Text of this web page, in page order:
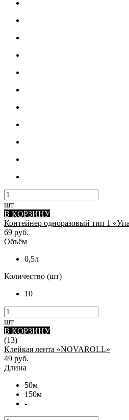
шт
В КОРЗИНУ
Контейнер одноразовый тип 1
69 руб.
Объём
0,5л
Количество (шт)
10
шт
В КОРЗИНУ
(13)
Клейкая лента «NOVAROLL»
49 руб.
Длина
50м
150м
-